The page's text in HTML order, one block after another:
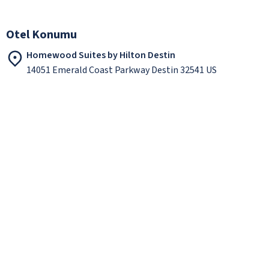
Otel Konumu
Homewood Suites by Hilton Destin
14051 Emerald Coast Parkway Destin 32541 US